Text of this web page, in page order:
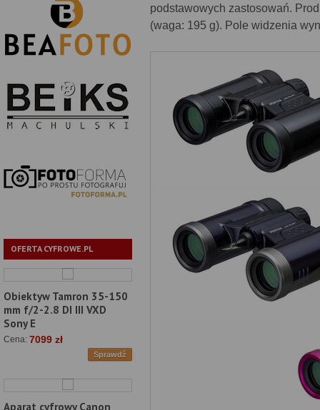
OFERTA CYFROWE.PL
Obiektyw Tamron 35-150
mm f/2-2.8 DI III VXD
Sony E
Cena: 7099 zł
Sprawdź
Aparat cyfrowy Canon
podstawowych zastosowań.
(waga: 195 g). Pole widzenia